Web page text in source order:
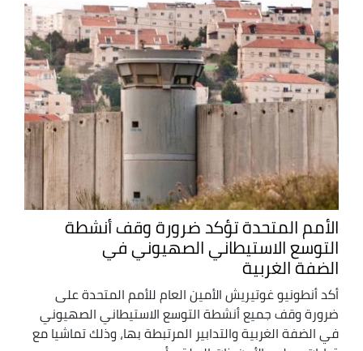
الأمم المتحدة تؤكد ضرورة وقف أنشطة
التوسع الاستيطاني الصهيوني في
الضفة الغربية
أكد أنطونيو غوتيريش الأمين العام للأمم المتحدة على
ضرورة وقف جميع أنشطة التوسع الاستيطاني الصهيوني
في الضفة الغربية والتدابير المرتبطة بها، وذلك تماشيا مع